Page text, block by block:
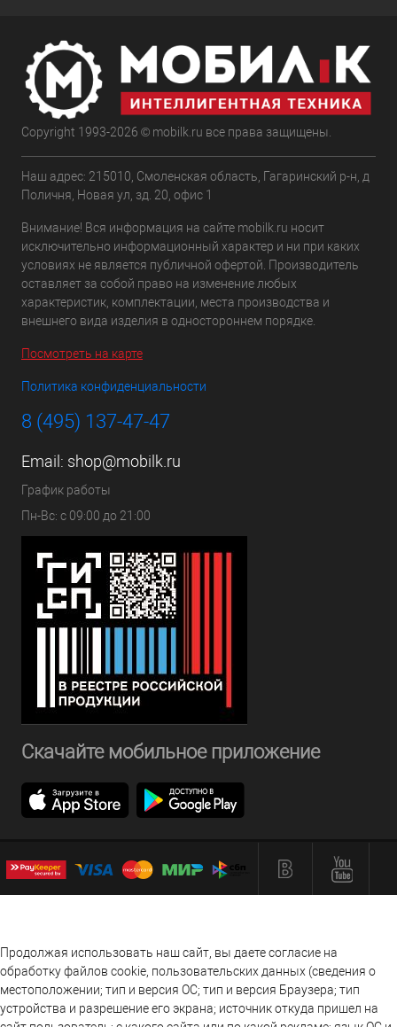
Copyright 1993-2026 © mobilk.ru все права защищены.
Наш адрес: 215010, Смоленская область, Гагаринский р-н, д
Поличня, Новая ул, зд. 20, офис 1
Внимание! Вся информация на сайте mobilk.ru носит
исключительно информационный характер и ни при каких
условиях не является публичной офертой. Производитель
оставляет за собой право на изменение любых
характеристик, комплектации, места производства и
внешнего вида изделия в одностороннем порядке.
Посмотреть на карте
Политика конфиденциальности
8 (495) 137-47-47
Email: shop@mobilk.ru
График работы
Пн-Вс: с 09:00 до 21:00
Скачайте мобильное приложение
Продолжая использовать наш сайт, вы даете согласие на
обработку файлов cookie, пользовательских данных (сведения о
местоположении; тип и версия ОС; тип и версия Браузера; тип
устройства и разрешение его экрана; источник откуда пришел на